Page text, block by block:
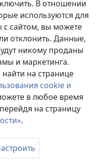
В отношении
используются для
сайтом, вы можете
отклонить. Данные,
никому проданы
и маркетинга.
на странице
cookie и
в любое время
на страницу
.
Tract Society of Pennsylvania.
|ПОЛИТИКА